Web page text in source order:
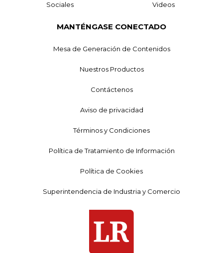
Sociales Videos
MANTÉNGASE CONECTADO
Mesa de Generación de Contenidos
Nuestros Productos
Contáctenos
Aviso de privacidad
Términos y Condiciones
Política de Tratamiento de Información
Política de Cookies
Superintendencia de Industria y Comercio